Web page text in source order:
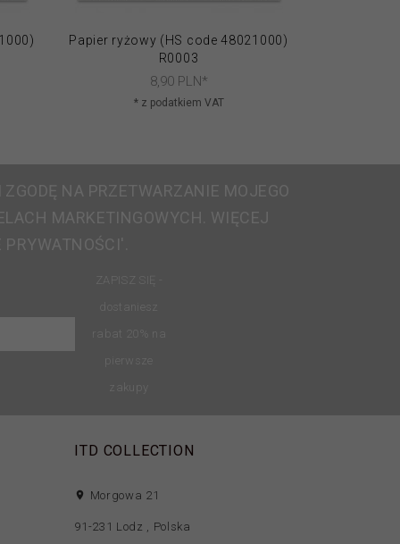
Papier ryżowy (HS code 48021000)
R0003
8,90 PLN*
* z podatkiem VAT
NA PRZETWARZANIE MOJEGO
MARKETINGOWYCH. WIĘCEJ
ZAPISZ SIĘ -
dostaniesz
rabat 20% na
pierwsze
zakupy
ITD COLLECTION
Morgowa 21
91-231 Lodz , Polska